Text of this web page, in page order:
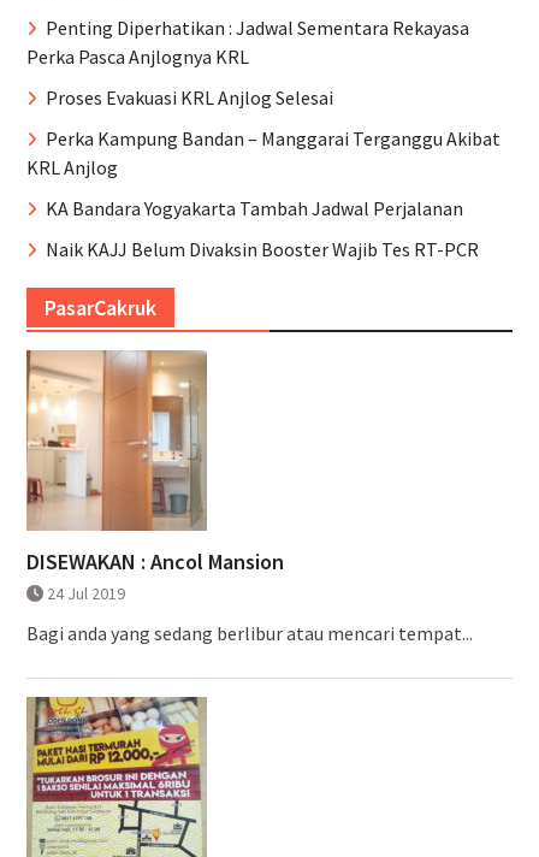
Penting Diperhatikan : Jadwal Sementara Rekayasa
Perka Pasca Anjlognya KRL
Proses Evakuasi KRL Anjlog Selesai
Perka Kampung Bandan – Manggarai Terganggu Akibat
KRL Anjlog
KA Bandara Yogyakarta Tambah Jadwal Perjalanan
Naik KAJJ Belum Divaksin Booster Wajib Tes RT-PCR
PasarCakruk
DISEWAKAN : Ancol Mansion
24 Jul 2019
Bagi anda yang sedang berlibur atau mencari tempat...